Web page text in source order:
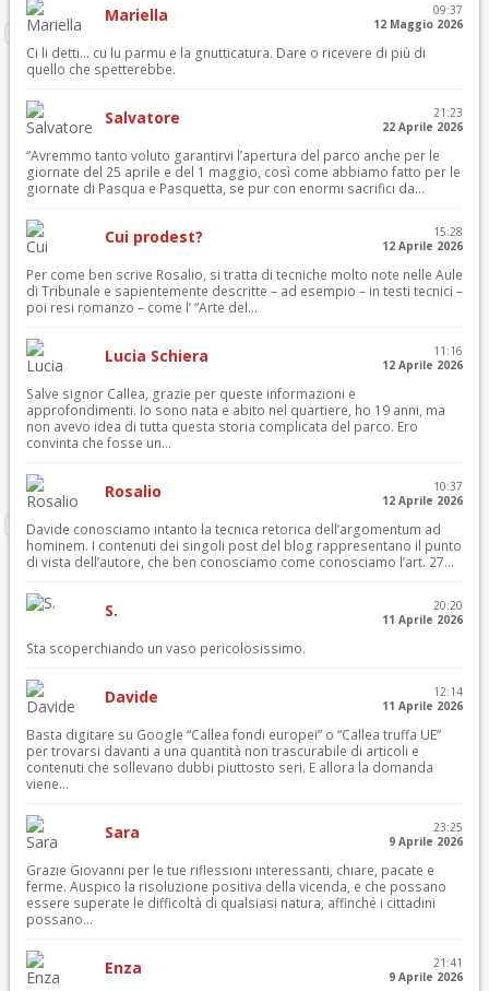
Mariella
09:37
12 Maggio 2026
Ci li detti… cu lu parmu e la gnutticatura. Dare o ricevere di più di
quello che spetterebbe.
Salvatore
21:23
22 Aprile 2026
“Avremmo tanto voluto garantirvi l’apertura del parco anche per le
giornate del 25 aprile e del 1 maggio, così come abbiamo fatto per le
giornate di Pasqua e Pasquetta, se pur con enormi sacrifici da...
Cui prodest?
15:28
12 Aprile 2026
Per come ben scrive Rosalio, si tratta di tecniche molto note nelle Aule
di Tribunale e sapientemente descritte – ad esempio – in testi tecnici –
poi resi romanzo – come l’ “Arte del...
Lucia Schiera
11:16
12 Aprile 2026
Salve signor Callea, grazie per queste informazioni e
approfondimenti. Io sono nata e abito nel quartiere, ho 19 anni, ma
non avevo idea di tutta questa storia complicata del parco. Ero
convinta che fosse un...
Rosalio
10:37
12 Aprile 2026
Davide conosciamo intanto la tecnica retorica dell’argomentum ad
hominem. I contenuti dei singoli post del blog rappresentano il punto
di vista dell’autore, che ben conosciamo come conosciamo l’art. 27...
S.
20:20
11 Aprile 2026
Sta scoperchiando un vaso pericolosissimo.
Davide
12:14
11 Aprile 2026
Basta digitare su Google “Callea fondi europei” o “Callea truffa UE”
per trovarsi davanti a una quantità non trascurabile di articoli e
contenuti che sollevano dubbi piuttosto seri. E allora la domanda
viene...
Sara
23:25
9 Aprile 2026
Grazie Giovanni per le tue riflessioni interessanti, chiare, pacate e
ferme. Auspico la risoluzione positiva della vicenda, e che possano
essere superate le difficoltà di qualsiasi natura, affinché i cittadini
possano...
Enza
21:41
9 Aprile 2026